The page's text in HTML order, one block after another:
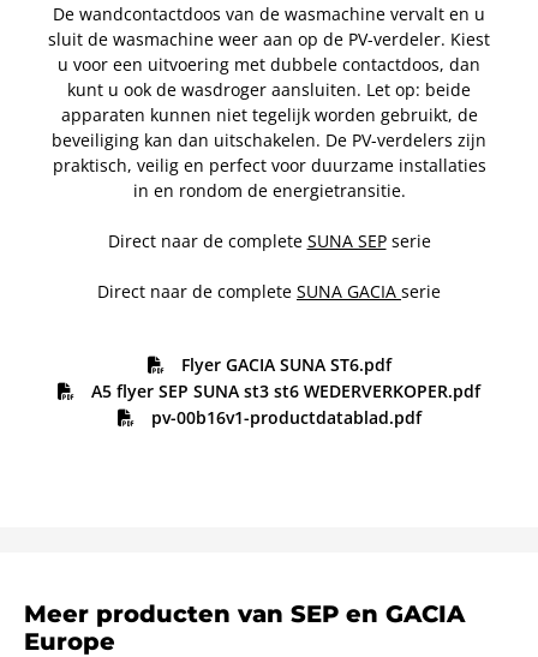
Meer producten van SEP en GACIA
Europe
De wandcontactdoos van de wasmachine vervalt en u
sluit de wasmachine weer aan op de PV-verdeler. Kiest
u voor een uitvoering met dubbele contactdoos, dan
kunt u ook de wasdroger aansluiten. Let op: beide
apparaten kunnen niet tegelijk worden gebruikt, de
beveiliging kan dan uitschakelen. De PV-verdelers zijn
praktisch, veilig en perfect voor duurzame installaties
in en rondom de energietransitie.
Direct naar de complete SUNA SEPserie
Direct naar de complete SUNA GACIA serie
Flyer GACIA SUNA ST6.pdf
A5 flyer SEP SUNA st3 st6 WEDERVERKOPER.pdf
pv-00b16v1-productdatablad.pdf